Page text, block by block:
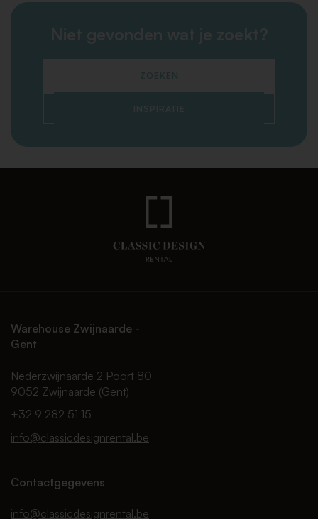
Niet gevonden wat je zoekt?
ZOEKEN
INSPIRATIE
Warehouse Zwijnaarde -
Gent
Nederzwijnaarde 2 Poort 80
9052 Zwijnaarde (Gent)
+32 9 282 51 15
info@classicdesignrental.be
Contactgegevens
info@classicdesignrental.be